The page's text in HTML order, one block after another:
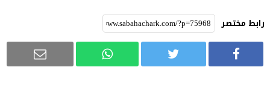
رابط مختصر